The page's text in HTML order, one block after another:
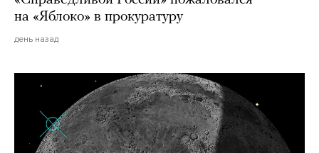
на «Яблоко» в прокуратуру
день назад